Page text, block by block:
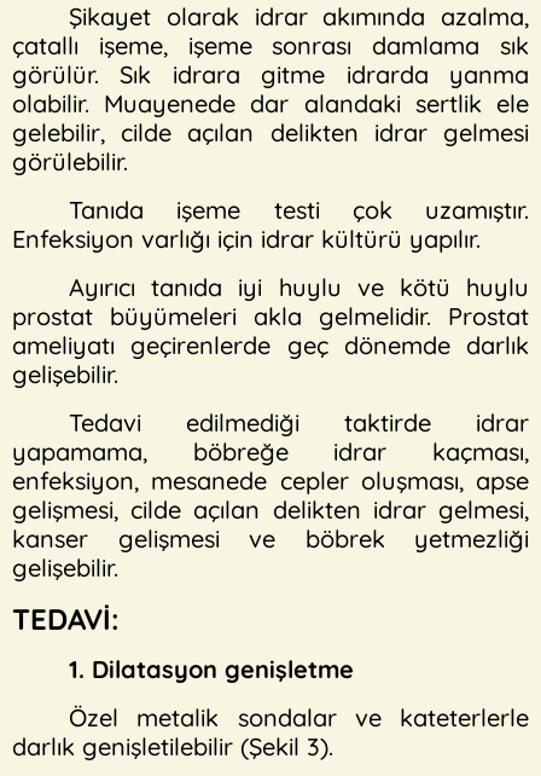
Şikayet olarak idrar akımında azalma,
çatallı işeme, işeme sonrası damlama sık
görülür. Sık idrara gitme idrarda yanma
olabilir. Muayenede dar alandaki sertlik ele
gelebilir, cilde açılan delikten idrar gelmesi
görülebilir.
Tanıda işeme testi çok uzamıştır.
Enfeksiyon varlığı için idrar kültürü yapılır.
Ayırıcı tanıda iyi huylu ve kötü huylu
prostat büyümeleri akla gelmelidir. Prostat
ameliyatı geçirenlerde geç dönemde darlık
gelişebilir.
Tedavi edilmediği taktirde idrar
yapamama, böbreğe idrar kaçması,
enfeksiyon, mesanede cepler oluşması, apse
gelişmesi, cilde açılan delikten idrar gelmesi,
kanser gelişmesi ve böbrek yetmezliği
gelişebilir.
TEDAVİ:
1. Dilatasyon genişletme
Özel metalik sondalar ve kateterlerle
darlık genişletilebilir (Şekil 3).